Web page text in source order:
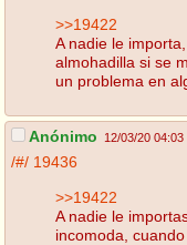
>>19422
A nadie le
almohadilla si se
un problema en
Anónimo 12/03/20 04:03
/#/ 19436
>>19422
A nadie le
incomoda,